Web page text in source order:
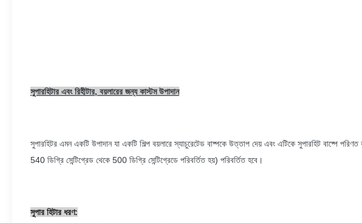
সুপারহিটার এবং রিহীটার, বয়লারের জন্য কাস্টম উপাদান
সুপারহিটর এমন একটি উপাদান যা একটি শিল্প বয়লারে স্যাচুরেটেড বাষ্পকে উত্তাপ দেয় এবং এটিকে সুপারহিট বাষ্পে
540 ডিগ্রি সেন্টিগ্রেড থেকে 500 ডিগ্রি সেন্টিগ্রেডে পরিবর্তিত হয়) পরিবর্তিত হবে।
সুপার হিটার ধরণ: